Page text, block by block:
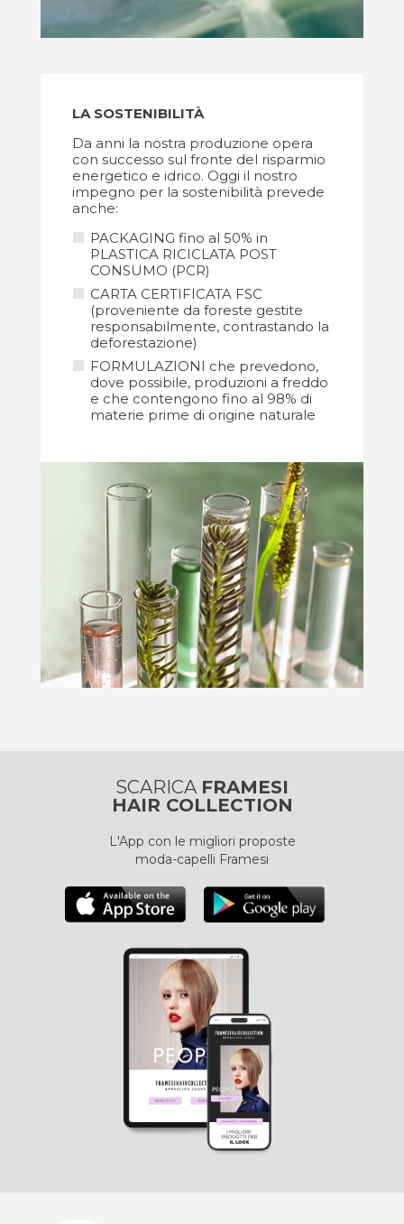
LA SOSTENIBILITÀ
Da anni la nostra produzione opera
con successo sul fronte del risparmio
energetico e idrico. Oggi il nostro
impegno per la sostenibilità prevede
anche:
PACKAGING fino al 50% in
PLASTICA RICICLATA POST
CONSUMO (PCR)
CARTA CERTIFICATA FSC
(proveniente da foreste gestite
responsabilmente, contrastando la
deforestazione)
FORMULAZIONI che prevedono,
dove possibile, produzioni a freddo
e che contengono fino al 98% di
materie prime di origine naturale
SCARICA FRAMESI
HAIR COLLECTION
L'App con le migliori proposte
moda-capelli Framesi